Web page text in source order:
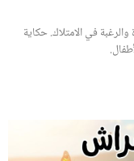
في الامتلاك. حكاية